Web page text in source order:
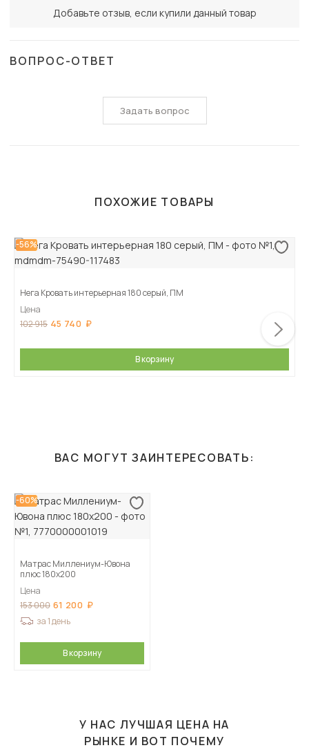
Добавьте отзыв, если купили данный товар
ВОПРОС-ОТВЕТ
Задать вопрос
ПОХОЖИЕ ТОВАРЫ
-56%
Нега Кровать интерьерная 180 серый, ПМ
Цена
102 915 45 740
В корзину
ВАС МОГУТ ЗАИНТЕРЕСОВАТЬ:
-60%
Матрас Миллениум-Ювона
плюс 180х200
Цена
153 000 61 200
за 1 день
В корзину
У НАС ЛУЧШАЯ ЦЕНА НА
РЫНКЕ И ВОТ ПОЧЕМУ